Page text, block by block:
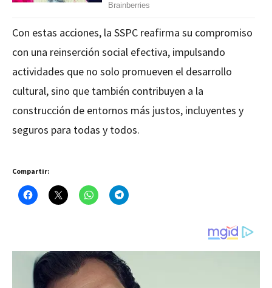
Con estas acciones, la SSPC reafirma su compromiso
con una reinserción social efectiva, impulsando
actividades que no solo promueven el desarrollo
cultural, sino que también contribuyen a la
construcción de entornos más justos, incluyentes y
seguros para todas y todos.
Compartir: